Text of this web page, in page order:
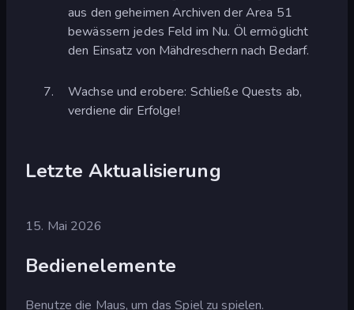
aus den geheimen Archiven der Area 51
bewässern jedes Feld im Nu. Öl ermöglicht
den Einsatz von Mähdreschern nach Bedarf.
Wachse und erobere: Schließe Quests ab,
verdiene dir Erfolge!
Letzte Aktualisierung
15. Mai 2026
Bedienelemente
Benutze die Maus, um das Spiel zu spielen.